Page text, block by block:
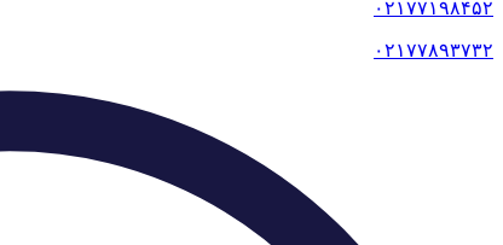
۰۲۱۷۷۱۹۸۴۵۲
۰۲۱۷۷۸۹۳۷۳۲